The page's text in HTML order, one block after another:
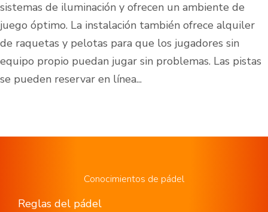
sistemas de iluminación y ofrecen un ambiente de
juego óptimo. La instalación también ofrece alquiler
de raquetas y pelotas para que los jugadores sin
equipo propio puedan jugar sin problemas. Las pistas
se pueden reservar en línea...
Conocimientos de pádel
Reglas del pádel